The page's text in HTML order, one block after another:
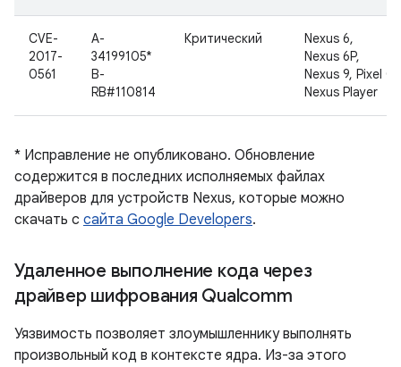
CVE-
2017-
0561
A-
34199105*
B-
RB#110814
Критический
Nexus 6,
Nexus 6P,
Nexus 9, Pixel C,
Nexus Player
* Исправление не опубликовано. Обновление
содержится в последних исполняемых файлах
драйверов для устройств Nexus, которые можно
скачать с сайта Google Developers.
Удаленное выполнение кода через
драйвер шифрования Qualcomm
Уязвимость позволяет злоумышленнику выполнять
произвольный код в контексте ядра. Из-за этого